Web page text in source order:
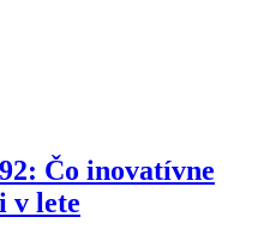
Čo inovatívne
v lete